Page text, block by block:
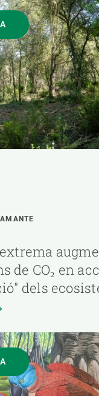
de CO₂ en
dels